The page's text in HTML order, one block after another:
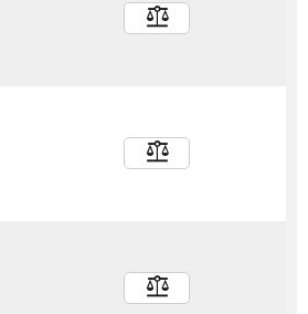
balance
balance
balance